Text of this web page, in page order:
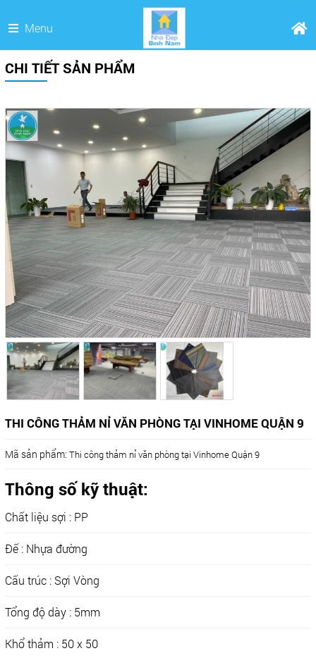
Menu
CHI TIẾT SẢN PHẨM
THI CÔNG THẢM NỈ VĂN PHÒNG TẠI VINHOME QUẬN 9
Mã sản phẩm: Thi công thảm nỉ văn phòng tại Vinhome Quận 9
Thông số kỹ thuật:
Chất liệu sợi : PP
Đế : Nhựa đường
Cấu trúc : Sợi Vòng
Tổng độ dày : 5mm
Khổ thảm : 50 x 50